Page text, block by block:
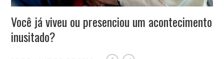
Você já viveu ou presenciou um acontecimento
inusitado?